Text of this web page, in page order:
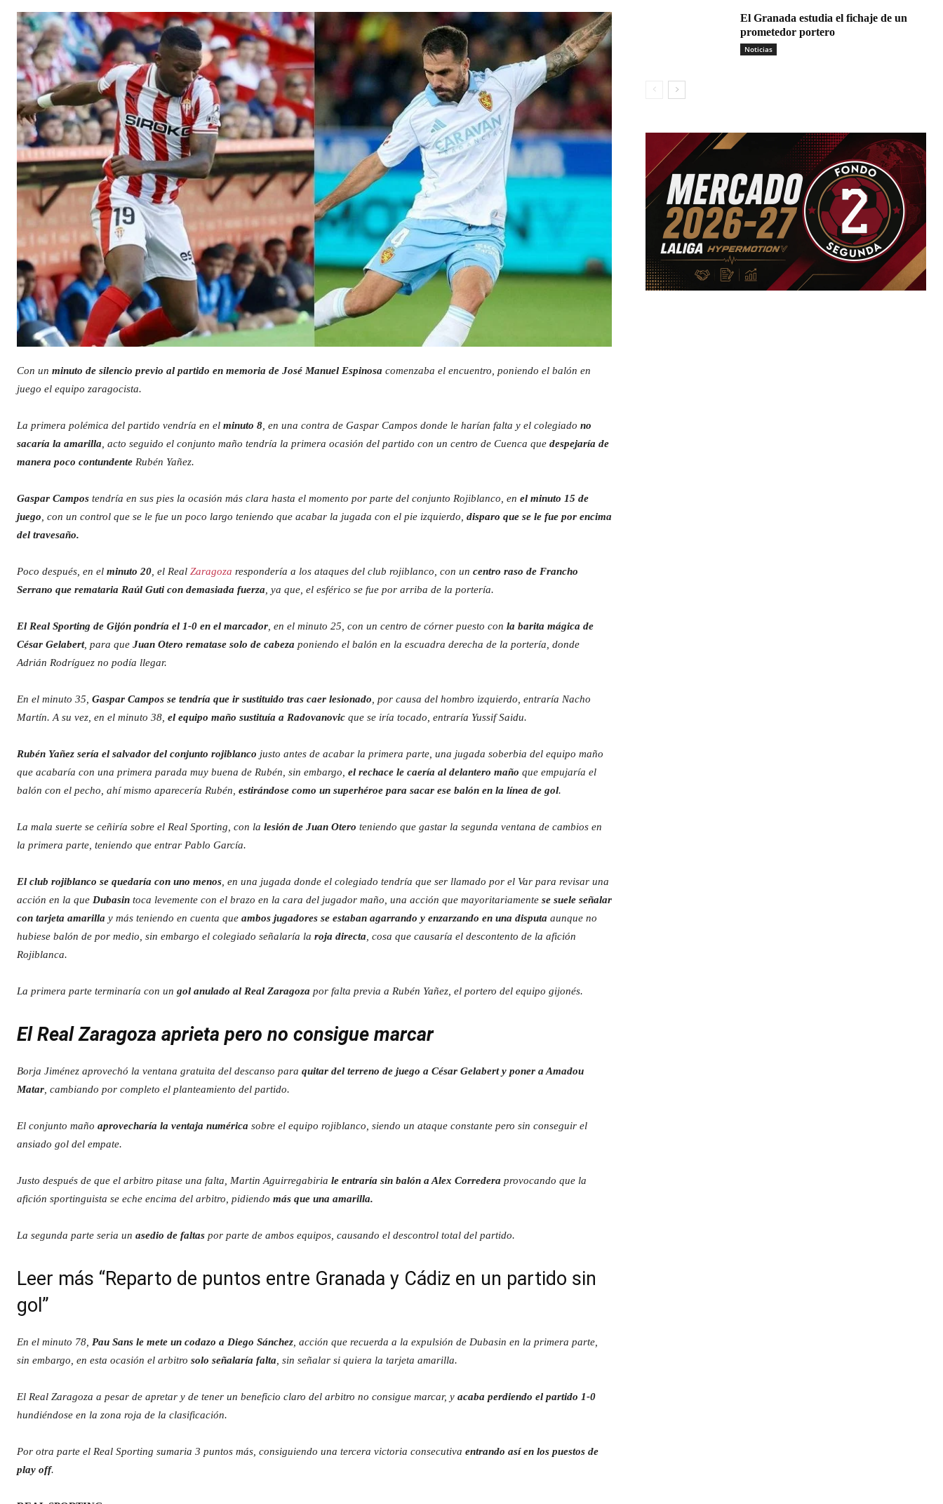
Con un minuto de silencio previo al partido en memoria de José Manuel Espinosa comenzaba el encuentro, poniendo el balón en
juego el equipo zaragocista.
La primera polémica del partido vendría en el minuto 8, en una contra de Gaspar Campos donde le harían falta y el colegiado no
sacaría la amarilla, acto seguido el conjunto maño tendría la primera ocasión del partido con un centro de Cuenca que despejaría de
manera poco contundente Rubén Yañez.
Gaspar Campos tendría en sus pies la ocasión más clara hasta el momento por parte del conjunto Rojiblanco, en el minuto 15 de
juego, con un control que se le fue un poco largo teniendo que acabar la jugada con el pie izquierdo, disparo que se le fue por encima
del travesaño.
Poco después, en el minuto 20, el Real Zaragoza respondería a los ataques del club rojiblanco, con un centro raso de Francho
Serrano que remataria Raúl Guti con demasiada fuerza, ya que, el esférico se fue por arriba de la portería.
El Real Sporting de Gijón pondría el 1-0 en el marcador, en el minuto 25, con un centro de córner puesto con la barita mágica de
César Gelabert, para que Juan Otero rematase solo de cabeza poniendo el balón en la escuadra derecha de la portería, donde
Adrián Rodríguez no podía llegar.
En el minuto 35, Gaspar Campos se tendría que ir sustituido tras caer lesionado, por causa del hombro izquierdo, entraría Nacho
Martín. A su vez, en el minuto 38, el equipo maño sustituía a Radovanovic que se iría tocado, entraría Yussif Saidu.
Rubén Yañez sería el salvador del conjunto rojiblanco justo antes de acabar la primera parte, una jugada soberbia del equipo maño
que acabaría con una primera parada muy buena de Rubén, sin embargo, el rechace le caería al delantero maño que empujaría el
balón con el pecho, ahí mismo aparecería Rubén, estirándose como un superhéroe para sacar ese balón en la línea de gol.
La mala suerte se ceñiría sobre el Real Sporting, con la lesión de Juan Otero teniendo que gastar la segunda ventana de cambios en
la primera parte, teniendo que entrar Pablo García.
El club rojiblanco se quedaría con uno menos, en una jugada donde el colegiado tendría que ser llamado por el Var para revisar una
acción en la que Dubasin toca levemente con el brazo en la cara del jugador maño, una acción que mayoritariamente se suele señalar
con tarjeta amarilla y más teniendo en cuenta que ambos jugadores se estaban agarrando y enzarzando en una disputa aunque no
hubiese balón de por medio, sin embargo el colegiado señalaría la roja directa, cosa que causaría el descontento de la afición
Rojiblanca.
La primera parte terminaría con un gol anulado al Real Zaragoza por falta previa a Rubén Yañez, el portero del equipo gijonés.
El Real Zaragoza aprieta pero no consigue marcar
Borja Jiménez aprovechó la ventana gratuita del descanso para quitar del terreno de juego a César Gelabert y poner a Amadou
Matar, cambiando por completo el planteamiento del partido.
El conjunto maño aprovecharía la ventaja numérica sobre el equipo rojiblanco, siendo un ataque constante pero sin conseguir el
ansiado gol del empate.
Justo después de que el arbitro pitase una falta, Martin Aguirregabiria le entraría sin balón a Alex Corredera provocando que la
afición sportinguista se eche encima del arbitro, pidiendo más que una amarilla.
La segunda parte seria un asedio de faltas por parte de ambos equipos, causando el descontrol total del partido.
Leer más “Reparto de puntos entre Granada y Cádiz en un partido sin
gol”
En el minuto 78, Pau Sans le mete un codazo a Diego Sánchez, acción que recuerda a la expulsión de Dubasin en la primera parte,
sin embargo, en esta ocasión el arbitro solo señalaría falta, sin señalar si quiera la tarjeta amarilla.
El Real Zaragoza a pesar de apretar y de tener un beneficio claro del arbitro no consigue marcar, y acaba perdiendo el partido 1-0
hundiéndose en la zona roja de la clasificación.
Por otra parte el Real Sporting sumaria 3 puntos más, consiguiendo una tercera victoria consecutiva entrando así en los puestos de
play off.
El Granada estudia el fichaje de un
prometedor portero
Noticias